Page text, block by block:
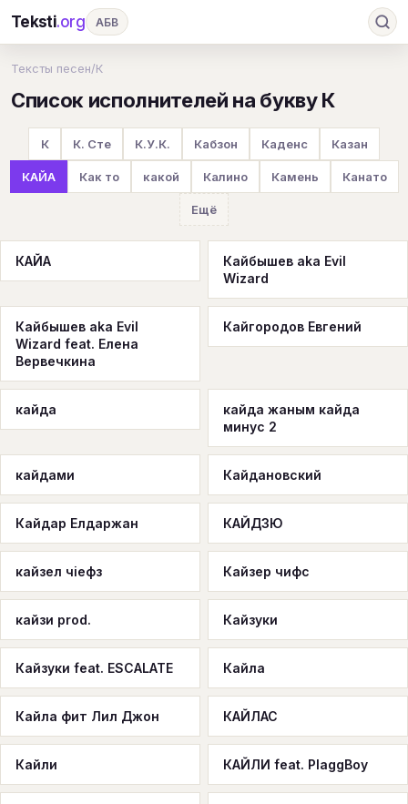
Teksti.org АБВ
И К Л М Н О П Р
Т У Ф Х Ц Ч Ш Э Ю
Я En C
L
Q R S T U V W X Y
Z #
Тексты песен/К
Список исполнителей на букву К
К К. Сте К.У.К. Кабзон Каденс Казан
КАЙА Как то какой Калино Камень Канато
Ещё
КАЙА
Кайбышев aka Evil
Wizard
Кайбышев aka Evil
Wizard feat. Елена
Вервечкина
Кайгородов Евгений
кайда
кайда жаным кайда
минус 2
кайдами Кайдановский
Кайдар Елдаржан КАЙДЗЮ
кайзел чіефз Кайзер чифс
кайзи prod. Кайзуки
Кайзуки feat. ESCALATE Кайла
Кайла фит Лил Джон КАЙЛАС
Кайли КАЙЛИ feat. PlaggBoy